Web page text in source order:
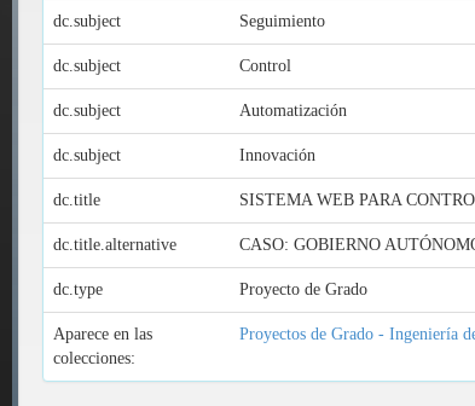
dc.subject Seguimiento
dc.subject Control
dc.subject Automatización
dc.subject Innovación
dc.title SISTEMA WEB PARA
dc.title.alternative CASO: GOBIERNO
dc.type Proyecto de Grado
Aparece en las
colecciones:
Proyectos de Grado - Ingeniería